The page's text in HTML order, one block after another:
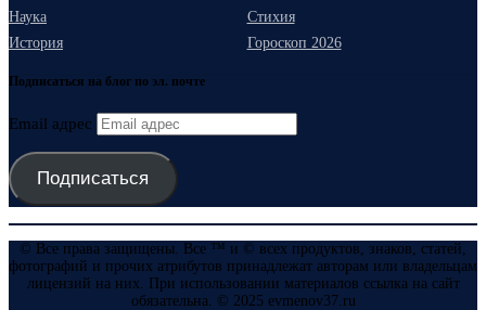
Наука
Стихия
История
Гороскоп 2026
Подписаться на блог по эл. почте
Email адрес
Подписаться
© Все права защищены. Все ™ и © всех продуктов, знаков, статей,
фотографий и прочих атрибутов принадлежат авторам или владельцам
лицензий на них. При использовании материалов ссылка на сайт
обязательна. © 2025 evmenov37.ru